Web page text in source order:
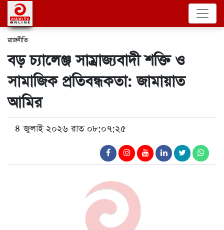
রাজনীতি
বড় চ্যালেঞ্জ সাম্রাজ্যবাদী শক্তি ও
সামাজিক প্রতিবন্ধকতা: জামায়াত
আমির
৪ জুলাই ২০২৬ রাত ০৮:০৭:২৫